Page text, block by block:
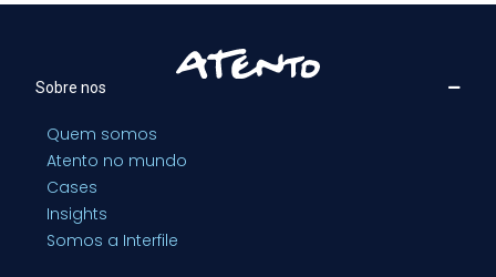
Sobre nos
Quem somos
Atento no mundo
Cases
Insights
Somos a Interfile